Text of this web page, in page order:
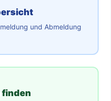
und Abmeldung